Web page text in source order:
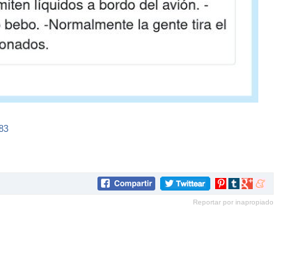
Compartir
Pinterest
Compartir
tumblr
Compartir
Google+
Reportar por inapropiado